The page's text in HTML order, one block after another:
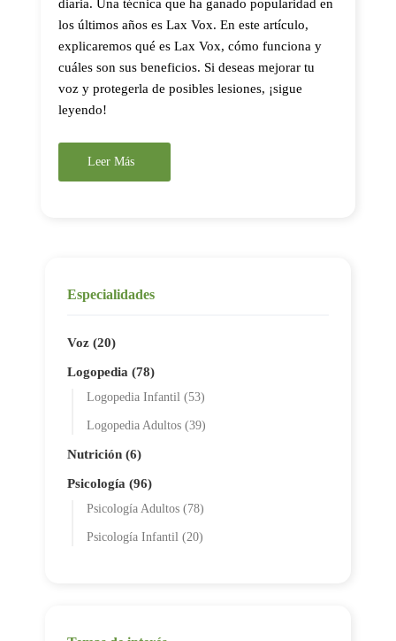
diaria. Una técnica que ha ganado popularidad en
los últimos años es Lax Vox. En este artículo,
explicaremos qué es Lax Vox, cómo funciona y
cuáles son sus beneficios. Si deseas mejorar tu
voz y protegerla de posibles lesiones, ¡sigue
leyendo!
Leer Más
Especialidades
Voz (20)
Logopedia (78)
Logopedia Infantil (53)
Logopedia Adultos (39)
Nutrición (6)
Psicología (96)
Psicología Adultos (78)
Psicología Infantil (20)